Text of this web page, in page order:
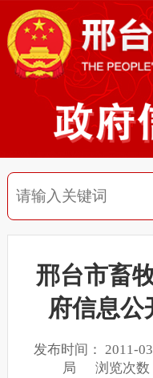
邢台市畜
府信息公
发布时间： 2011-
局 浏览次数